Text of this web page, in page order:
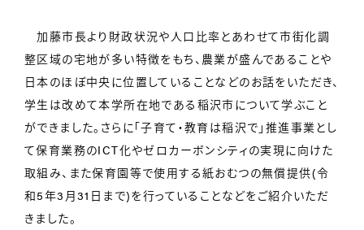
加藤市長より財政状況や人口比率とあわせて市街化調
整区域の宅地が多い特徴をもち、農業が盛んであることや
日本のほぼ中央に位置していることなどのお話をいただき、
学生は改めて本学所在地である稲沢市について学ぶこと
ができました。さらに「子育て・教育は稲沢で」推進事業とし
て保育業務のICT化やゼロカーボンシティの実現に向けた
取組み、また保育園等で使用する紙おむつの無償提供(令
和5年3月31日まで)を行っていることなどをご紹介いただ
きました。